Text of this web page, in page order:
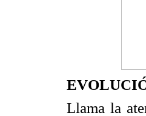
Llama la